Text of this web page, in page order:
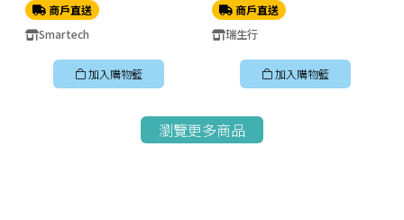
商戶直送
Smartech
加入購物籃
商戶直送
瑞生行
加入購物籃
瀏覽更多商品